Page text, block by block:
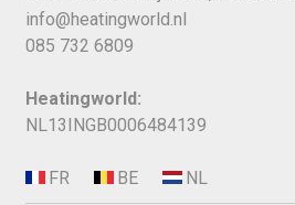
info@heatingworld.nl
085 732 6809
Heatingworld:
NL13INGB0006484139